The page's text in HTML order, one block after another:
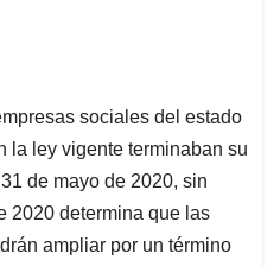
sociales del estado
la ley vigente terminaban su
de mayo de 2020, sin
2020 determina que las
ampliar por un término